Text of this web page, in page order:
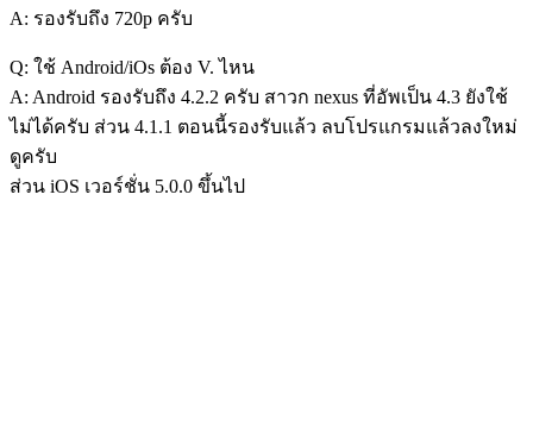
A: รองรับถึง 720p ครับ
Q: ใช้ Android/iOs ต้อง V. ไหน
A: Android รองรับถึง 4.2.2 ครับ สาวก nexus ที่อัพเป็น 4.3 ยังใช้
ไม่ได้ครับ ส่วน 4.1.1 ตอนนี้รองรับแล้ว ลบโปรแกรมแล้วลงใหม่
ดูครับ
ส่วน iOS เวอร์ชั่น 5.0.0 ขึ้นไป